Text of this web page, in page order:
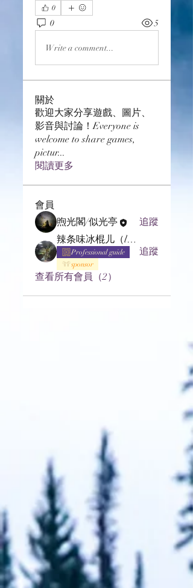
0
0 5
Write a comment...
關於
歡迎大家分享遊戲、圖片、
影音與討論！Everyone is
welcome to share games,
pictur...
閱讀更多
會員
煦光閣/似光亭
追蹤
辣条味冰棍儿（lof别玩了要氪金的）
Professional guide
sponsor
追蹤
查看所有會員（2）